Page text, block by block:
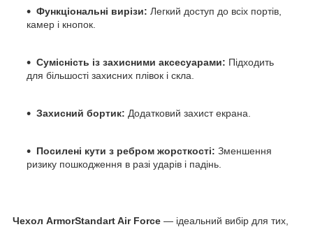
Функціональні вирізи: Легкий доступ до всіх портів,
камер і кнопок.
Сумісність із захисними аксесуарами: Підходить
для більшості захисних плівок і скла.
Захисний бортик: Додатковий захист екрана.
Посилені кути з ребром жорсткості: Зменшення
ризику пошкодження в разі ударів і падінь.
Чехол ArmorStandart Air Force — ідеальний вибір для тих,